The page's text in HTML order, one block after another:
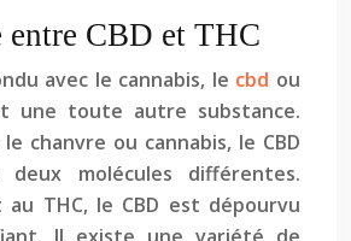
entre CBD et THC
avec le cannabis, le cbd ou
une toute autre substance.
chanvre ou cannabis, le CBD
molécules différentes.
au THC, le CBD est dépourvu